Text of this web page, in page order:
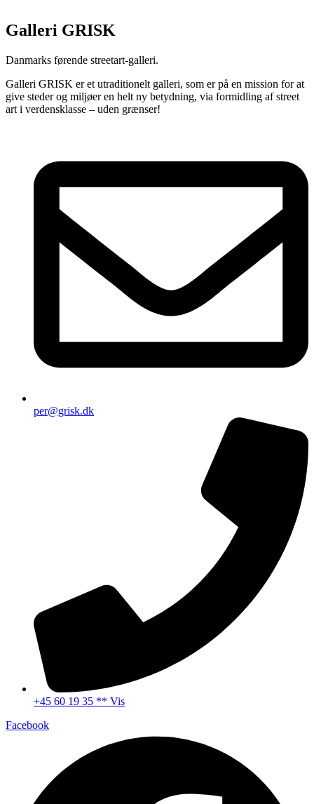
Galleri GRISK
Danmarks førende streetart-galleri.
Galleri GRISK er et utraditionelt galleri, som er på en mission for at
give steder og miljøer en helt ny betydning, via formidling af street
art i verdensklasse – uden grænser!
per@grisk.dk
+45 60 19 35 ** Vis
Facebook